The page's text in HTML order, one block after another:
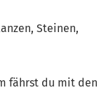
Steinen,
fährst du mit den